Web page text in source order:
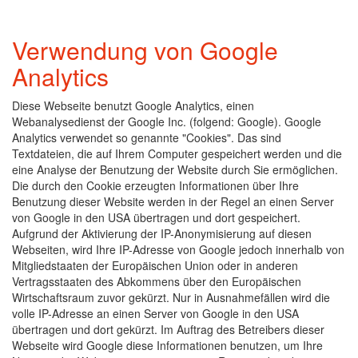
Verwendung von Google
Analytics
Diese Webseite benutzt Google Analytics, einen
Webanalysedienst der Google Inc. (folgend: Google). Google
Analytics verwendet so genannte "Cookies". Das sind
Textdateien, die auf Ihrem Computer gespeichert werden und die
eine Analyse der Benutzung der Website durch Sie ermöglichen.
Die durch den Cookie erzeugten Informationen über Ihre
Benutzung dieser Website werden in der Regel an einen Server
von Google in den USA übertragen und dort gespeichert.
Aufgrund der Aktivierung der IP-Anonymisierung auf diesen
Webseiten, wird Ihre IP-Adresse von Google jedoch innerhalb von
Mitgliedstaaten der Europäischen Union oder in anderen
Vertragsstaaten des Abkommens über den Europäischen
Wirtschaftsraum zuvor gekürzt. Nur in Ausnahmefällen wird die
volle IP-Adresse an einen Server von Google in den USA
übertragen und dort gekürzt. Im Auftrag des Betreibers dieser
Webseite wird Google diese Informationen benutzen, um Ihre